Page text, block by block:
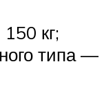
кг;
типа —